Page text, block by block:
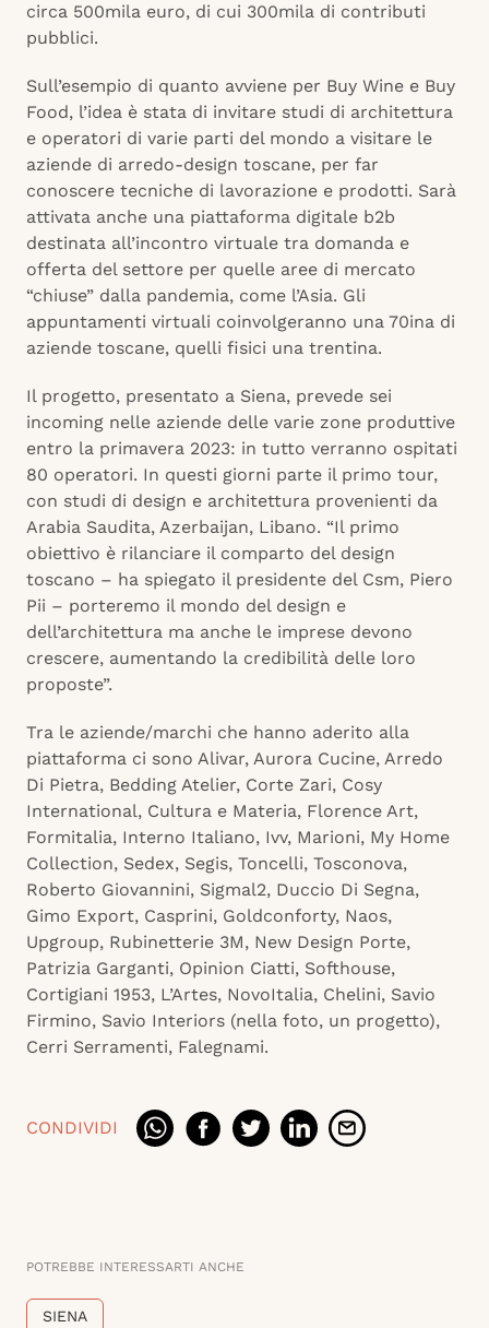
circa 500mila euro, di cui 300mila di contributi
pubblici.
Sull’esempio di quanto avviene per Buy Wine e Buy
Food, l’idea è stata di invitare studi di architettura
e operatori di varie parti del mondo a visitare le
aziende di arredo-design toscane, per far
conoscere tecniche di lavorazione e prodotti. Sarà
attivata anche una piattaforma digitale b2b
destinata all’incontro virtuale tra domanda e
offerta del settore per quelle aree di mercato
“chiuse” dalla pandemia, come l’Asia. Gli
appuntamenti virtuali coinvolgeranno una 70ina di
aziende toscane, quelli fisici una trentina.
Il progetto, presentato a Siena, prevede sei
incoming nelle aziende delle varie zone produttive
entro la primavera 2023: in tutto verranno ospitati
80 operatori. In questi giorni parte il primo tour,
con studi di design e architettura provenienti da
Arabia Saudita, Azerbaijan, Libano. “Il primo
obiettivo è rilanciare il comparto del design
toscano – ha spiegato il presidente del Csm, Piero
Pii – porteremo il mondo del design e
dell’architettura ma anche le imprese devono
crescere, aumentando la credibilità delle loro
proposte”.
Tra le aziende/marchi che hanno aderito alla
piattaforma ci sono Alivar, Aurora Cucine, Arredo
Di Pietra, Bedding Atelier, Corte Zari, Cosy
International, Cultura e Materia, Florence Art,
Formitalia, Interno Italiano, Ivv, Marioni, My Home
Collection, Sedex, Segis, Toncelli, Tosconova,
Roberto Giovannini, Sigmal2, Duccio Di Segna,
Gimo Export, Casprini, Goldconforty, Naos,
Upgroup, Rubinetterie 3M, New Design Porte,
Patrizia Garganti, Opinion Ciatti, Softhouse,
Cortigiani 1953, L’Artes, NovoItalia, Chelini, Savio
Firmino, Savio Interiors (nella foto, un progetto),
Cerri Serramenti, Falegnami.
CONDIVIDI
POTREBBE INTERESSARTI ANCHE
SIENA